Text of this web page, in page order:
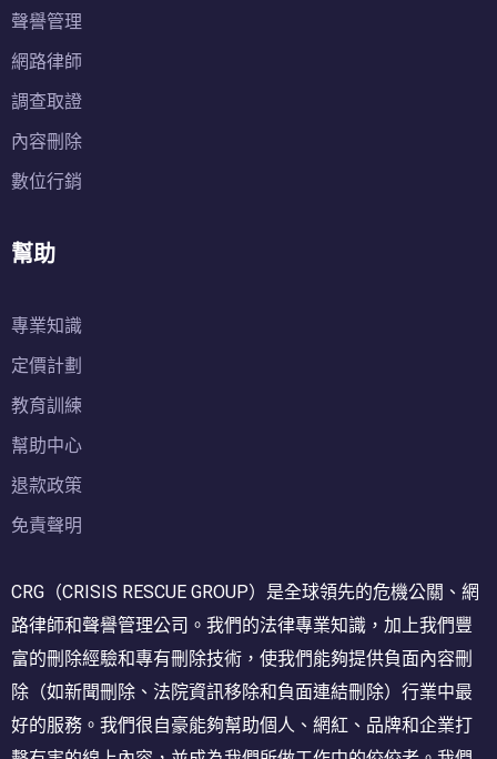
聲譽管理
網路律師
調查取證
內容刪除
數位行銷
幫助
專業知識
定價計劃
教育訓練
幫助中心
退款政策
免責聲明
CRG（CRISIS RESCUE GROUP）是全球領先的危機公關、網
路律師和聲譽管理公司。我們的法律專業知識，加上我們豐
富的刪除經驗和專有刪除技術，使我們能夠提供負面內容刪
除（如新聞刪除、法院資訊移除和負面連結刪除）行業中最
好的服務。我們很自豪能夠幫助個人、網紅、品牌和企業打